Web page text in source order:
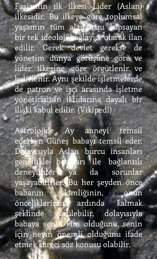
Faşizmin ilk ilkesi Lider (Aslan)
ilkesidir. Bu ilkeye göre toplumsal
yaşamın tüm alanlarını kapsayan
bir tek ideoloji bağlayıcı olarak ilan
edilir. Gerek devlet gerekse de
yönetim dünya görüşüne göre ve
lider ilkesine göre örgütlenir ve
belirlenir. Aynı şekilde işletmelerde
de patron ve işçi arasında işletme
yöneticisinin iktidarına dayalı bir
ilişki kabul edilir. (Vikipedi)
Astrolojide Ay anneyi temsil
ederken Güneş babayı temsil eder.
Dolayısıyla Aslan burcu insanları
genellikle babaları ile bağlantılı
deneyimler ya da sorunlar
yaşayabilirler. Bu her şeyden önce
babanın kimliğinin, onun
önceliklerinin ardında kalmak
şeklinde görülebilir, dolayısıyla
babaya senin kim olduğunu, senin
için neyin önemli olduğunu ifade
etmek süreci söz konusu olabilir.